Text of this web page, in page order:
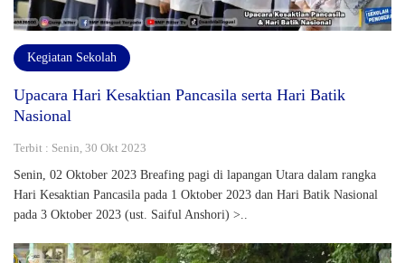
Kegiatan Sekolah
Upacara Hari Kesaktian Pancasila serta Hari Batik
Nasional
Terbit : Senin, 30 Okt 2023
Senin, 02 Oktober 2023 Breafing pagi di lapangan Utara dalam rangka
Hari Kesaktian Pancasila pada 1 Oktober 2023 dan Hari Batik Nasional
pada 3 Oktober 2023 (ust. Saiful Anshori) >..